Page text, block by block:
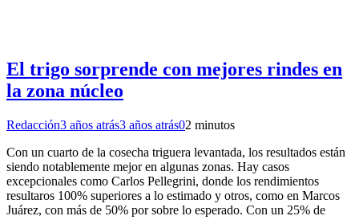
El trigo sorprende con mejores rindes en
la zona núcleo
Redacción3 años atrás3 años atrás02 minutos
Con un cuarto de la cosecha triguera levantada, los resultados están
siendo notablemente mejor en algunas zonas. Hay casos
excepcionales como Carlos Pellegrini, donde los rendimientos
resultaros 100% superiores a lo estimado y otros, como en Marcos
Juárez, con más de 50% por sobre lo esperado. Con un 25% de